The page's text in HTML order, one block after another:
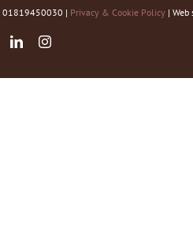
01819450030 | Privacy & Cookie Policy| Web
FacebookLinkedInInstagram